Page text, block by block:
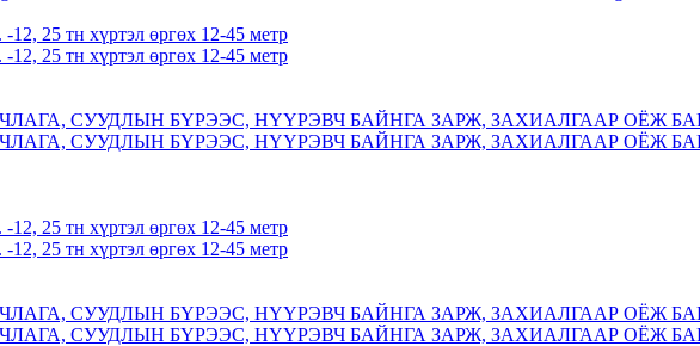
25 тн хүртэл өргөх 12-45 метр
25 тн хүртэл өргөх 12-45 метр
СУУДЛЫН БҮРЭЭС, НҮҮРЭВЧ БАЙНГА ЗАРЖ, ЗАХИАЛГААР ОЁЖ
СУУДЛЫН БҮРЭЭС, НҮҮРЭВЧ БАЙНГА ЗАРЖ, ЗАХИАЛГААР ОЁЖ
25 тн хүртэл өргөх 12-45 метр
25 тн хүртэл өргөх 12-45 метр
СУУДЛЫН БҮРЭЭС, НҮҮРЭВЧ БАЙНГА ЗАРЖ, ЗАХИАЛГААР ОЁЖ
СУУДЛЫН БҮРЭЭС, НҮҮРЭВЧ БАЙНГА ЗАРЖ, ЗАХИАЛГААР ОЁЖ